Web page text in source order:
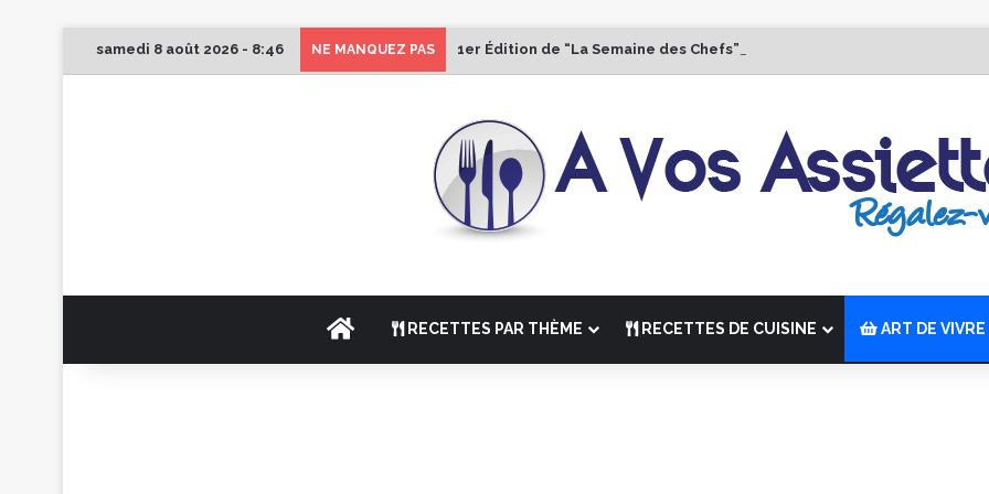
samedi 8 août 2026 - 8:46 NE MANQUEZ PAS 1er Édition de “La Semaine des Chefs” du 19 au 24 octobre 2026
ACCUEILRECETTES PAR THÈME RECETTES DE CUISINE ART DE VIVRE